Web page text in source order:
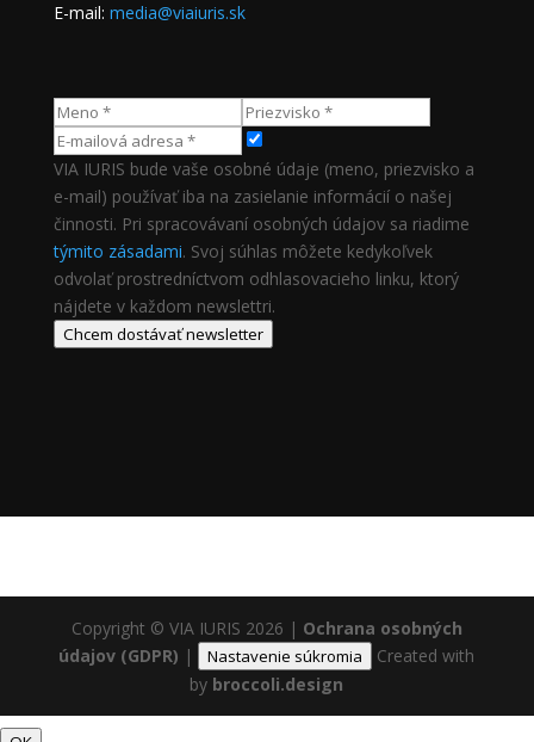
E-mail: media@viaiuris.sk
VIA IURIS bude vaše osobné údaje (meno, priezvisko a
e-mail) používať iba na zasielanie informácií o našej
činnosti. Pri spracovávaní osobných údajov sa riadime
týmito zásadami. Svoj súhlas môžete kedykoľvek
odvolať prostredníctvom odhlasovacieho linku, ktorý
nájdete v každom newslettri.
Chcem dostávať newsletter
Copyright © VIA IURIS 2026 | Ochrana osobných
údajov (GDPR) | Nastavenie súkromia
Created with
by broccoli.design